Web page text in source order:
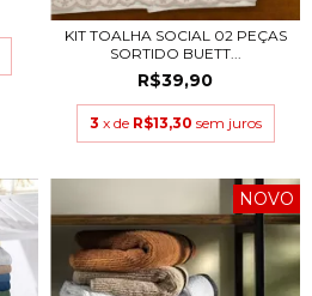
KIT TOALHA SOCIAL 02 PEÇAS
SORTIDO BUETT...
R$39,90
3 x de R$13,30 sem juros
NOVO